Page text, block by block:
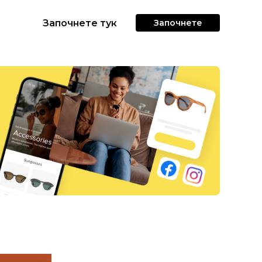
Започнете тук Започнете